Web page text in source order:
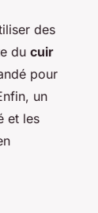
des
du cuir
pour
un
et les